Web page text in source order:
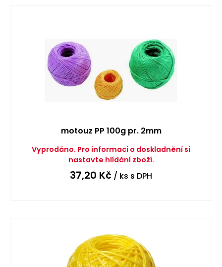
motouz PP 100g pr. 2mm
Vyprodáno. Pro informaci o doskladnění si
nastavte hlídání zboží.
37,20 Kč / ks s DPH